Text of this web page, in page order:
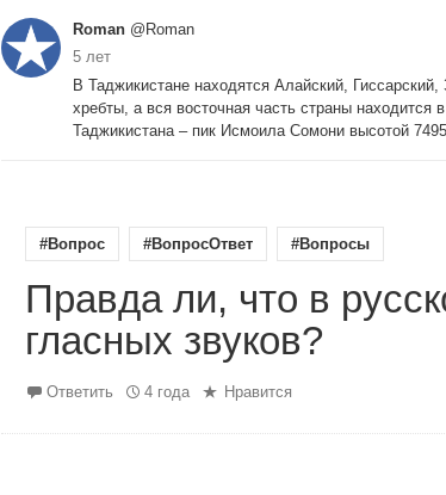
Roman @Roman
5 лет
В Таджикистане находятся Алайский,
хребты, а вся восточная часть страны
Таджикистана – пик Исмоила Сомони высотой
#Вопрос #ВопросОтвет #Вопросы
Правда ли, что в
гласных звуков?
Ответить 4 года Нравится